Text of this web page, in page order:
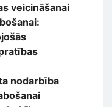
veicināšanai
nodarbība